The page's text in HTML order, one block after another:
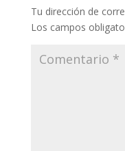
Tu dirección de
Los campos